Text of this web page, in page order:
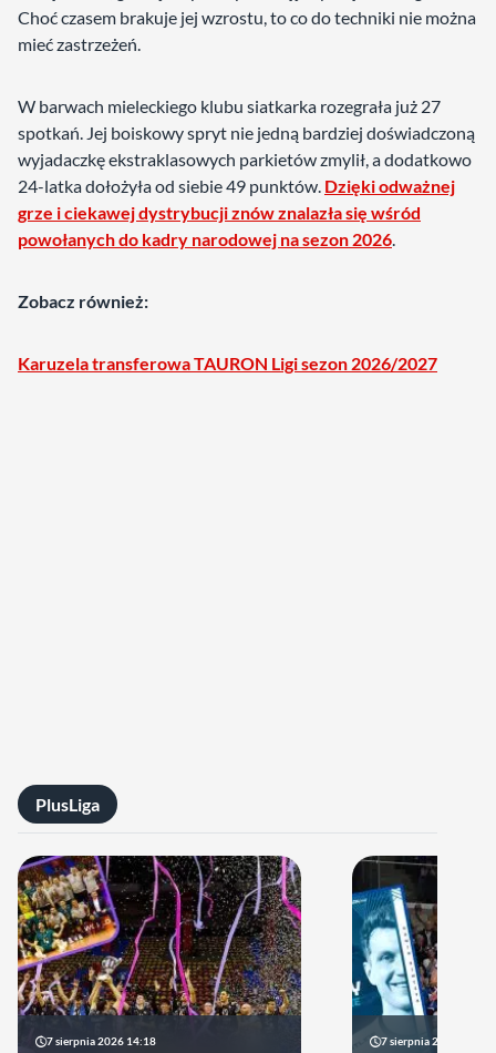
Choć czasem brakuje jej wzrostu, to co do techniki nie można
mieć zastrzeżeń.
W barwach mieleckiego klubu siatkarka rozegrała już 27
spotkań. Jej boiskowy spryt nie jedną bardziej doświadczoną
wyjadaczkę ekstraklasowych parkietów zmylił, a dodatkowo
24-latka dołożyła od siebie 49 punktów. Dzięki odważnej
grze i ciekawej dystrybucji znów znalazła się wśród
powołanych do kadry narodowej na sezon 2026.
Zobacz również:
Karuzela transferowa TAURON Ligi sezon 2026/2027
PlusLiga
7 sierpnia 2026 14:18 7 sierpnia 2026 13:49